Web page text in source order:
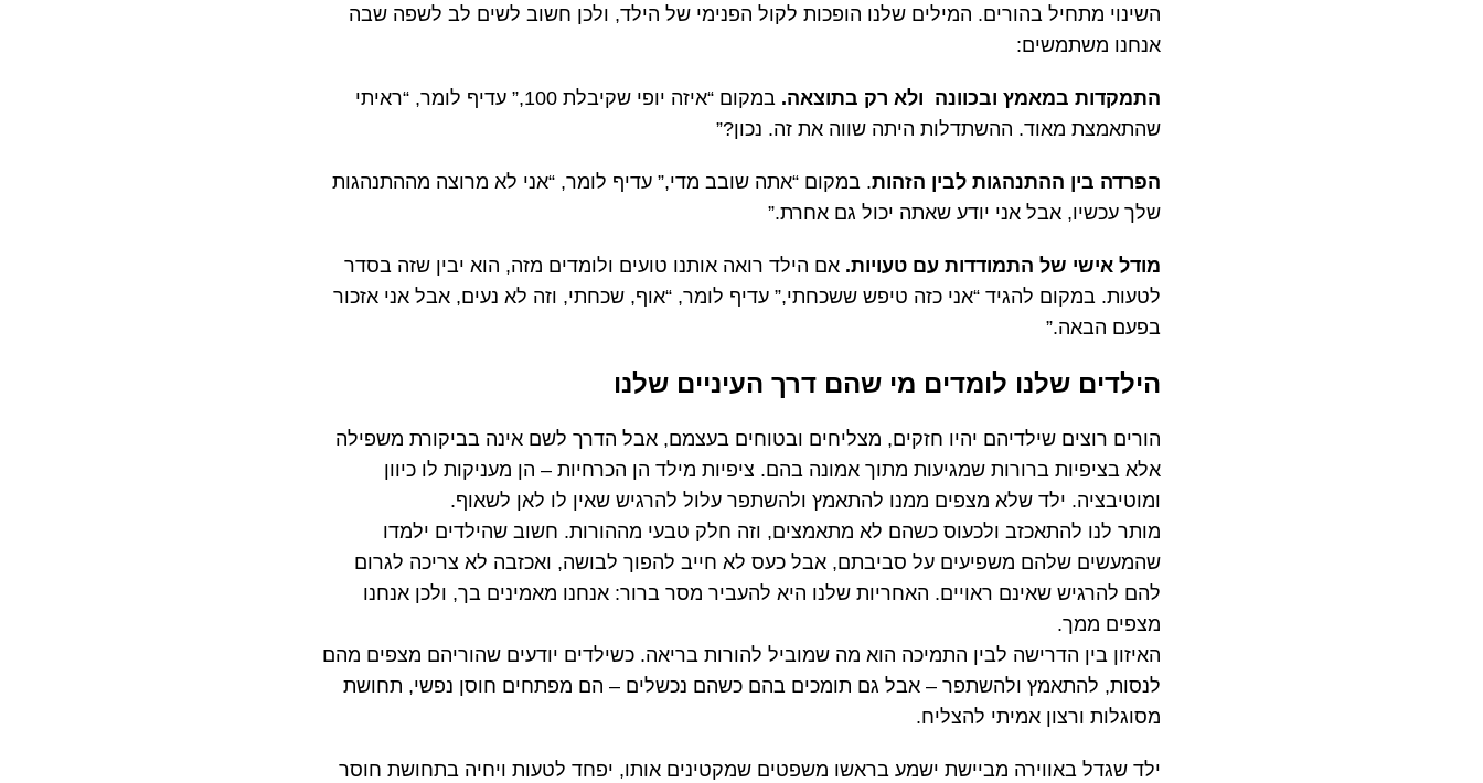
השינוי מתחיל בהורים. המילים שלנו הופכות לקול הפנימי של הילד, ולכן חשוב לשים לב לשפה שבה
אנחנו משתמשים:
התמקדות במאמץ ובכוונה ולא רק בתוצאה.
במקום “איזה יופי שקיבלת 100,” עדיף לומר, “ראיתי
שהתאמצת מאוד. ההשתדלות היתה שווה את זה. נכון?”
הפרדה בין ההתנהגות לבין הזהות. במקום “אתה שובב מדי,” עדיף לומר, “אני לא מרוצה מההתנהגות
שלך עכשיו, אבל אני יודע שאתה יכול גם אחרת.”
מודל אישי של התמודדות עם טעויות. אם הילד רואה אותנו טועים ולומדים מזה, הוא יבין שזה בסדר
לטעות. במקום להגיד “אני כזה טיפש ששכחתי,” עדיף לומר, “אוף, שכחתי, וזה לא נעים, אבל אני אזכור
בפעם הבאה.”
הילדים שלנו לומדים מי שהם דרך העיניים שלנו
הורים רוצים שילדיהם יהיו חזקים, מצליחים ובטוחים בעצמם, אבל הדרך לשם אינה בביקורת משפילה
אלא בציפיות ברורות שמגיעות מתוך אמונה בהם. ציפיות מילד הן הכרחיות – הן מעניקות לו כיוון
ומוטיבציה. ילד שלא מצפים ממנו להתאמץ ולהשתפר עלול להרגיש שאין לו לאן לשאוף.
מותר לנו להתאכזב ולכעוס כשהם לא מתאמצים, וזה חלק טבעי מההורות. חשוב שהילדים ילמדו
שהמעשים שלהם משפיעים על סביבתם, אבל כעס לא חייב להפוך לבושה, ואכזבה לא צריכה לגרום
להם להרגיש שאינם ראויים. האחריות שלנו היא להעביר מסר ברור: אנחנו מאמינים בך, ולכן אנחנו
מצפים ממך.
האיזון בין הדרישה לבין התמיכה הוא מה שמוביל להורות בריאה. כשילדים יודעים שהוריהם מצפים מהם
לנסות, להתאמץ ולהשתפר – אבל גם תומכים בהם כשהם נכשלים – הם מפתחים חוסן נפשי, תחושת
מסוגלות ורצון אמיתי להצליח.
ילד שגדל באווירה מביישת ישמע בראשו משפטים שמקטינים אותו, יפחד לטעות ויחיה בתחושת חוסר